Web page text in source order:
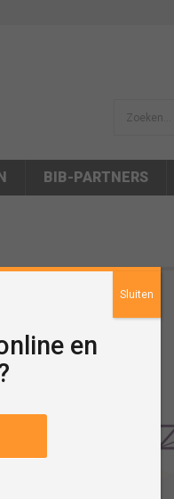
sisea.search
BIB-PARTNERS
en
Sluiten